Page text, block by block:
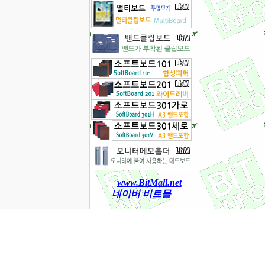
www.BitMall.net
네이버 비트몰